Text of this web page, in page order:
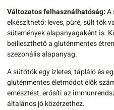
Változatos felhasználhatóság:A
elkészíthető: leves, püré, sült tök
sütemények alapanyagaként is.
beilleszthető a gluténmentes
szezonális alapanyag.
A sütőtök egy ízletes, tápláló és
gluténmentes életmódot élők
emésztést, erősíti az
általános jó közérzethez.